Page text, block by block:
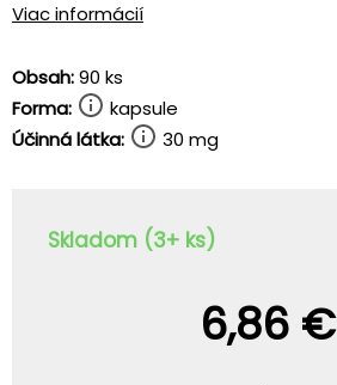
Viac informácií
Obsah:90 ks
Forma:
kapsule
Účinná látka:
30 mg
Skladom (3+ ks)
6,86 €